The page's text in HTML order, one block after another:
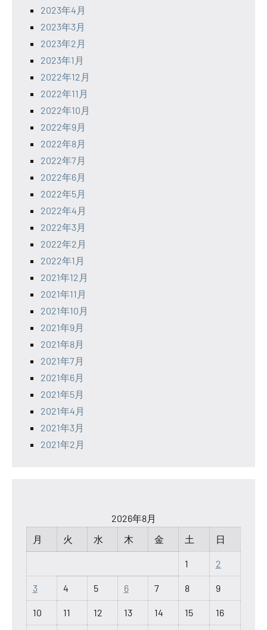
2023年4月
2023年3月
2023年2月
2023年1月
2022年12月
2022年11月
2022年10月
2022年9月
2022年8月
2022年7月
2022年6月
2022年5月
2022年4月
2022年3月
2022年2月
2022年1月
2021年12月
2021年11月
2021年10月
2021年9月
2021年8月
2021年7月
2021年6月
2021年5月
2021年4月
2021年3月
2021年2月
2026年8月
月
火 水 木 金 土 日
1 2
3 4 5 6 7 8 9
10 11 12 13 14 15 16